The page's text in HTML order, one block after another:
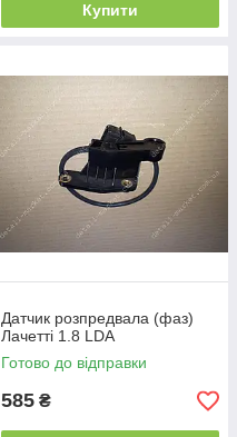
Купити
Датчик розпредвала (фаз)
Лачетті 1.8 LDA
Готово до відправки
585 ₴